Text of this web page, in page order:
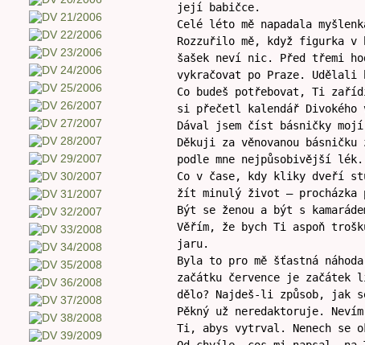
její babičce.
Celé léto mě napadala
Rozzuřilo mě, když figurka
šašek neví nic. Před třemi
vykračovat po Praze. Udělali
Co budeš potřebovat, Ti
si přečetl kalendář Divokého
Dával jsem číst básničky
Děkuji za věnovanou
podle mne nejpůsobivější lék.
Co v čase, kdy kliky dveří
žít minulý život – procházka
Být se ženou a být s
Věřím, že bych Ti aspoň
jaru.
Byla to pro mě šťastná
začátku července je
dělo? Najdeš-li způsob, jak
Pěkný už neredaktoruje.
Ti, abys vytrval. Nenech se